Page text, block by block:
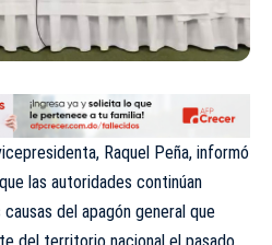
Raquel Peña, informó
las autoridades continúan
del apagón general que